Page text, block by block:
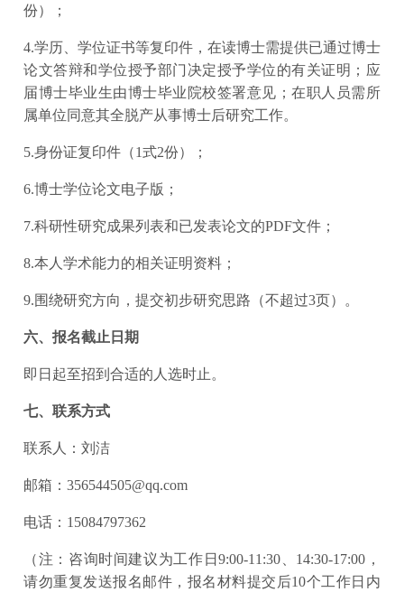
份）；
4.学历、学位证书等复印件，在读博士需提供已通过博士
论文答辩和学位授予部门决定授予学位的有关证明；应
届博士毕业生由博士毕业院校签署意见；在职人员需所
属单位同意其全脱产从事博士后研究工作。
5.身份证复印件（1式2份）；
6.博士学位论文电子版；
7.科研性研究成果列表和已发表论文的PDF文件；
8.本人学术能力的相关证明资料；
9.围绕研究方向，提交初步研究思路（不超过3页）。
六、报名截止日期
即日起至招到合适的人选时止。
七、联系方式
联系人：刘洁
邮箱：356544505@qq.com
电话：15084797362
（注：咨询时间建议为工作日9:00-11:30、14:30-17:00，
请勿重复发送报名邮件，报名材料提交后10个工作日内